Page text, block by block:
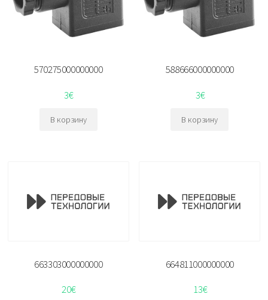
570275000000000
3€
В корзину
588666000000000
3€
В корзину
663303000000000
20€
664811000000000
13€